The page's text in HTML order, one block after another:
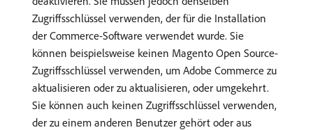
Zugriffsschlüssel verwenden, der für die Installation
der Commerce-Software verwendet wurde. Sie
können beispielsweise keinen Magento Open Source-
Zugriffsschlüssel verwenden, um Adobe Commerce zu
aktualisieren oder zu aktualisieren, oder umgekehrt.
Sie können auch keinen Zugriffsschlüssel verwenden,
der zu einem anderen Benutzer gehört oder aus